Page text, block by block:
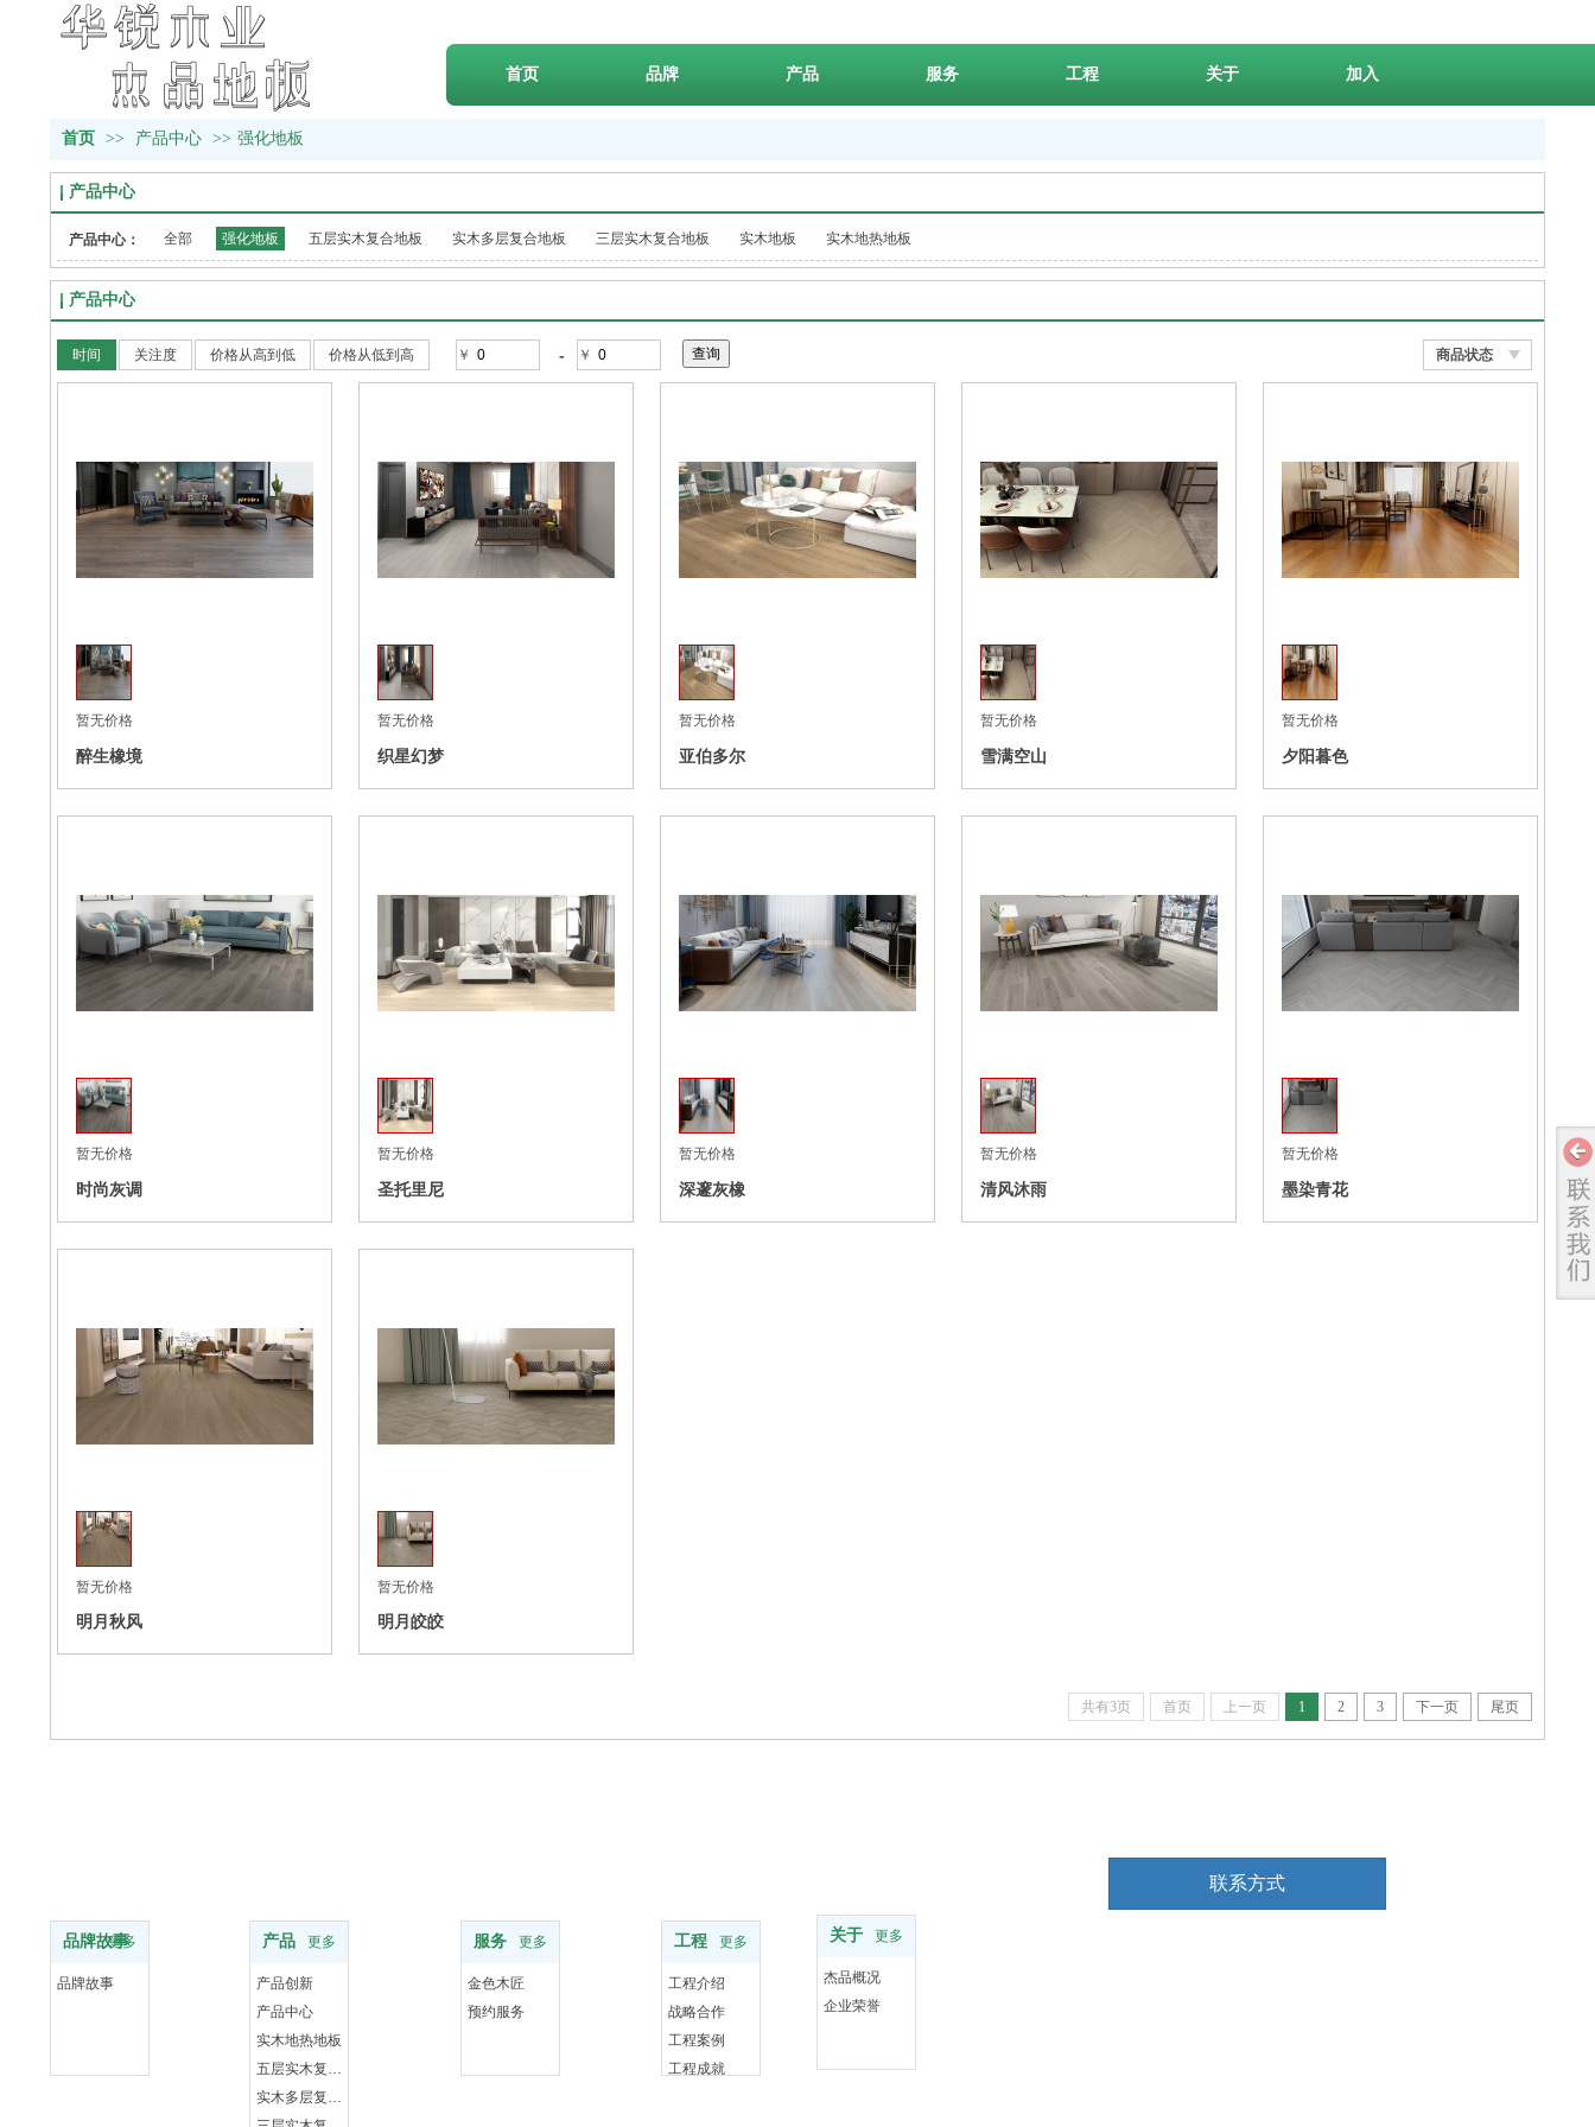
首页 品牌 产品 服务 工程 关于 加入
首页 >> 产品中心 >> 强化地板
产品中心
产品中心： 全部 强化地板 五层实木复合地板 实木多层复合地板 三层实木复合地板 实木地板 实木地热地板
产品中心
商品状态
时间 关注度 价格从高到低 价格从低到高 ￥ - ￥
暂无价格
醉生橡境
暂无价格
织星幻梦
暂无价格
亚伯多尔
暂无价格
雪满空山
暂无价格
夕阳暮色
暂无价格
时尚灰调
暂无价格
圣托里尼
暂无价格
深邃灰橡
暂无价格
清风沐雨
暂无价格
墨染青花
暂无价格
明月秋风
暂无价格
明月皎皎
共有3页 首页 上一页 1 2 3 下一页 尾页
品牌故事
更多
品牌故事
产品 更多
产品创新
产品中心
实木地热地板
五层实木复合地板
实木多层复合地板
服务 更多
金色木匠
预约服务
工程 更多
工程介绍
战略合作
工程案例
工程成就
关于 更多
杰品概况
企业荣誉
联系方式